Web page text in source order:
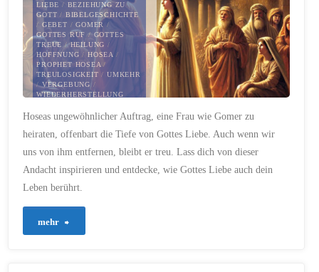
LIEBE / BEZIEHUNG ZU
GOTT / BIBELGESCHICHTE
/ GEBET /GOMER /
GOTTES RUF / GOTTES
TREUE /HEILUNG /
HOFFNUNG / HOSEA/
PROPHET HOSEA/
TREULOSIGKEIT / UMKEHR
/VERGEBUNG/
WIEDERHERSTELLUNG
12. JANUAR 2025
Hoseas ungewöhnlicher Auftrag, eine Frau wie Gomer zu
heiraten, offenbart die Tiefe von Gottes Liebe. Auch wenn wir
uns von ihm entfernen, bleibt er treu. Lass dich von dieser
Andacht inspirieren und entdecke, wie Gottes Liebe auch dein
Leben berührt.
mehr